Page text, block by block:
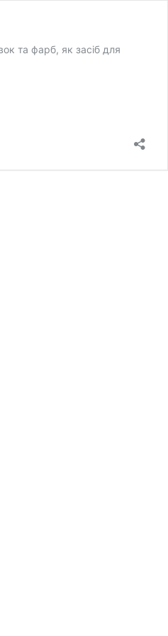
та фарб, як засіб для